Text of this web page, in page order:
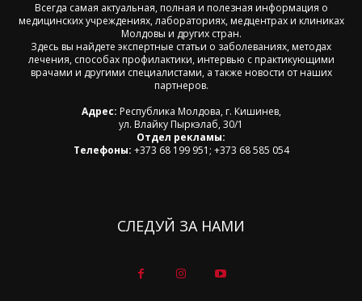
Всегда самая актуальная, полная и полезная информация о
медицинских учреждениях, лабораториях, медцентрах и клиниках
Молдовы и других стран.
Здесь вы найдете экспертные статьи о заболеваниях, методах
лечения, способах профилактики, интервью с практикующими
врачами и другими специалистами, а также новости от наших
партнеров.
Адрес: Республика Молдова, г. Кишинев,
ул. Влайку Пыркэлаб, 30/1
Отдел рекламы:
Телефоны: +373 68 199 951; +373 68 585 054
СЛЕДУЙ ЗА НАМИ